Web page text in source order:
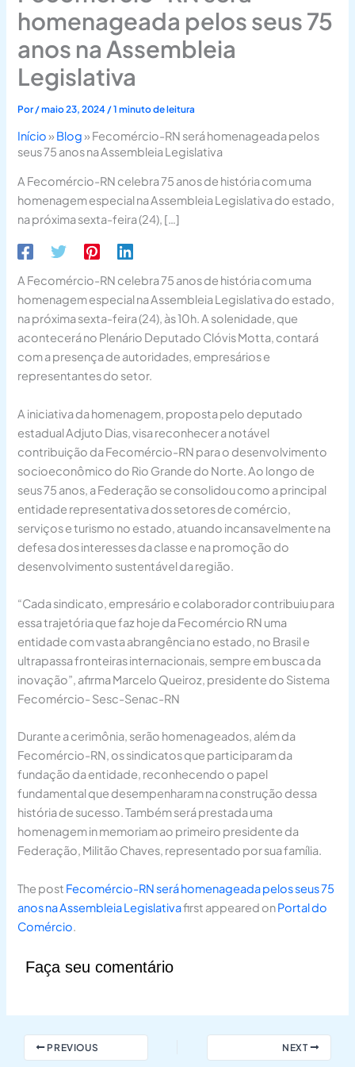
homenageada pelos seus 75
anos na Assembleia
Legislativa
Por/maio 23, 2024 /1 minuto de leitura
Início» Blog» Fecomércio-RN será homenageada pelos
seus 75 anos na Assembleia Legislativa
A Fecomércio-RN celebra 75 anos de história com uma
homenagem especial na Assembleia Legislativa do estado,
na próxima sexta-feira (24), […]
A Fecomércio-RN celebra 75 anos de história com uma
homenagem especial na Assembleia Legislativa do estado,
na próxima sexta-feira (24), às 10h. A solenidade, que
acontecerá no Plenário Deputado Clóvis Motta, contará
com a presença de autoridades, empresários e
representantes do setor.
A iniciativa da homenagem, proposta pelo deputado
estadual Adjuto Dias, visa reconhecer a notável
contribuição da Fecomércio-RN para o desenvolvimento
socioeconômico do Rio Grande do Norte. Ao longo de
seus 75 anos, a Federação se consolidou como a principal
entidade representativa dos setores de comércio,
serviços e turismo no estado, atuando incansavelmente na
defesa dos interesses da classe e na promoção do
desenvolvimento sustentável da região.
“Cada sindicato, empresário e colaborador contribuiu para
essa trajetória que faz hoje da Fecomércio RN uma
entidade com vasta abrangência no estado, no Brasil e
ultrapassa fronteiras internacionais, sempre em busca da
inovação”, afirma Marcelo Queiroz, presidente do Sistema
Fecomércio- Sesc-Senac-RN
Durante a cerimônia, serão homenageados, além da
Fecomércio-RN, os sindicatos que participaram da
fundação da entidade, reconhecendo o papel
fundamental que desempenharam na construção dessa
história de sucesso. Também será prestada uma
homenagem in memoriam ao primeiro presidente da
Federação, Militão Chaves, representado por sua família.
The post Fecomércio-RN será homenageada pelos seus 75
anos na Assembleia Legislativafirst appeared onPortal do
Comércio.
Faça seu comentário
PREVIOUS NEXT